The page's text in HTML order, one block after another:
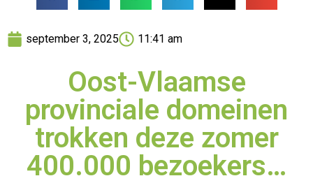
september 3, 2025 11:41 am
Oost-Vlaamse
provinciale domeinen
trokken deze zomer
400.000 bezoekers…